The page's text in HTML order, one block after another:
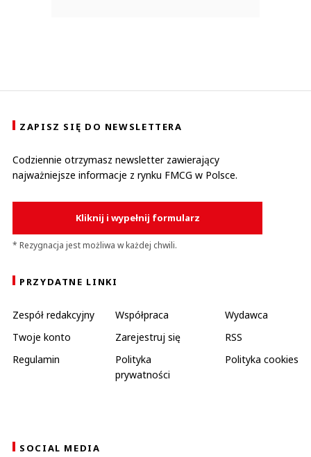
ZAPISZ SIĘ DO NEWSLETTERA
Codziennie otrzymasz newsletter zawierający
najważniejsze informacje z rynku FMCG w Polsce.
Kliknij i wypełnij formularz
* Rezygnacja jest możliwa w każdej chwili.
PRZYDATNE LINKI
Zespół redakcyjny Współpraca
Wydawca
Twoje konto
Zarejestruj się
RSS
Regulamin
Polityka
prywatności
Polityka cookies
SOCIAL MEDIA